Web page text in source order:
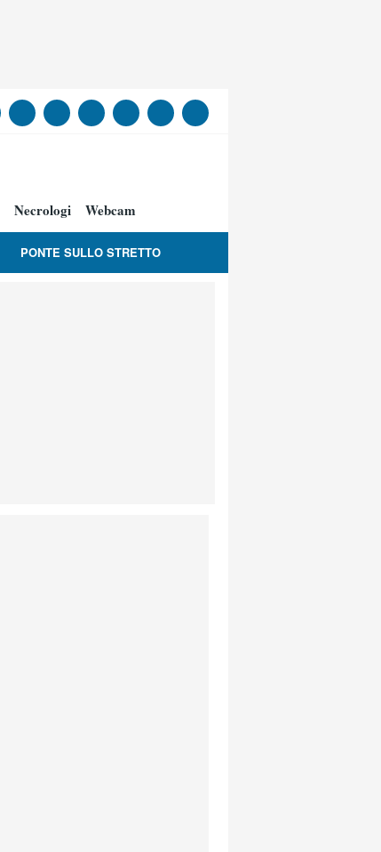
Necrologi Webcam
PONTE SULLO STRETTO